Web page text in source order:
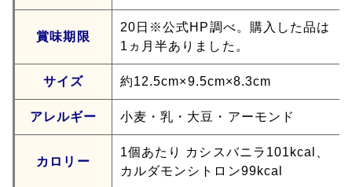
賞味期限
20日※公式HP調べ。購入した品は
1ヵ月半ありました。
サイズ 約12.5cm×9.5cm×8.3cm
アレルギー 小麦・乳・大豆・アーモンド
カロリー
1個あたり カシスバニラ101kcal、
カルダモンシトロン99kcal